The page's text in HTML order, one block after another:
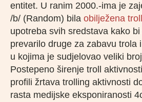
entitet. U ranim 2000.-ima je
/b/ (Random) bila obilježena
upotreba svih sredstava kako
prevarilo druge za zabavu trola
u kojima je sudjelovao veliki
Postepeno širenje troll
profili žrtava trolling aktivnosti
rasta medijske eksponiranosti